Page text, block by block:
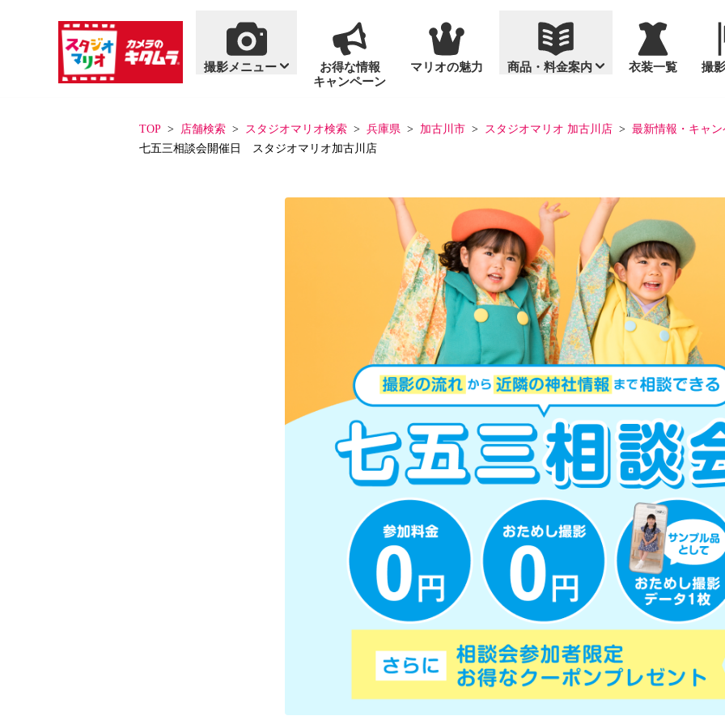
撮影メニュー
閉じる
撮影メニュー おすすめ撮影
お宮参り
お誕生日（バースデーフォ
ト）
マタニティ
「いないいないばあっ！」なかよしフォト
通年撮影
入園・入学
桃の節句・ひな
十歳（ととせ）
成人式
家族写真
大人の記念日（
プロフィール・
お得な情報
キャンペーン
マリオの魅力 商品・料金案内
閉じる
商品・料金案内 単品商品
台紙
プリント写真
画像データ販売
「いないいないばあっ！」なかよしフォトグッズ
セット商品
スタンダードセ
「いないいない
衣装一覧 撮
TOP 店舗検索 スタジオマリオ検索 兵庫県 加古川市 スタジオマリオ 加古川店
最新情報・キャ
七五三相談会開催日 スタジオマリオ加古川店